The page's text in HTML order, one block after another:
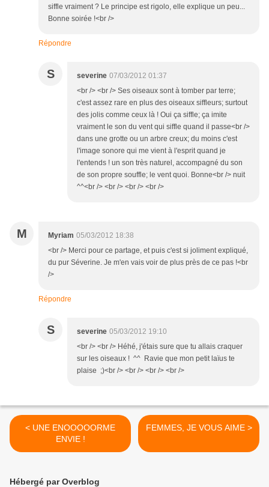
siffle vraiment ? Le principe est rigolo, elle explique un peu...
Bonne soirée !<br />
Répondre
S severine 07/03/2012 01:37
<br /> <br /> Ses oiseaux sont à tomber par terre;
c'est assez rare en plus des oiseaux siffleurs; surtout
des jolis comme ceux là ! Oui ça siffle; ça imite
vraiment le son du vent qui siffle quand il passe<br />
dans une grotte ou un arbre creux; du moins c'est
l'image sonore qui me vient à l'esprit quand je
l'entends ! un son très naturel, accompagné du son
de son propre souffle; le vent quoi. Bonne<br /> nuit
^^<br /> <br /> <br /> <br />
M Myriam 05/03/2012 18:38
<br /> Merci pour ce partage, et puis c'est si joliment expliqué,
du pur Séverine. Je m'en vais voir de plus près de ce pas !<br
/>
Répondre
S severine 05/03/2012 19:10
<br /> <br /> Héhé, j'étais sure que tu allais craquer
sur les oiseaux ! ^^ Ravie que mon petit laïus te
plaise ;)<br /> <br /> <br /> <br />
< UNE ENOOOOORME
ENVIE !
FEMMES, JE VOUS AIME >
Hébergé par Overblog